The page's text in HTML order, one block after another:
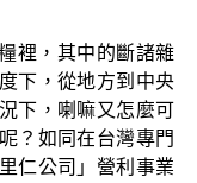
裡，其中的斷諸雜
下，從地方到中央
下，喇嘛又怎麼可
？如同在台灣專門
仁公司」營利事業